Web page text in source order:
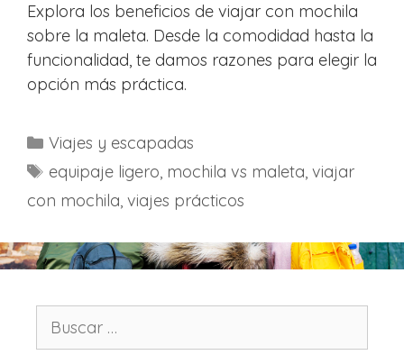
Explora los beneficios de viajar con mochila
sobre la maleta. Desde la comodidad hasta la
funcionalidad, te damos razones para elegir la
opción más práctica.
C
a
g
o
í
a
Viajes y escapadas
E
t
q
u
a
equipaje ligero, mochila vs maleta, viajar
con mochila, viajes prácticos